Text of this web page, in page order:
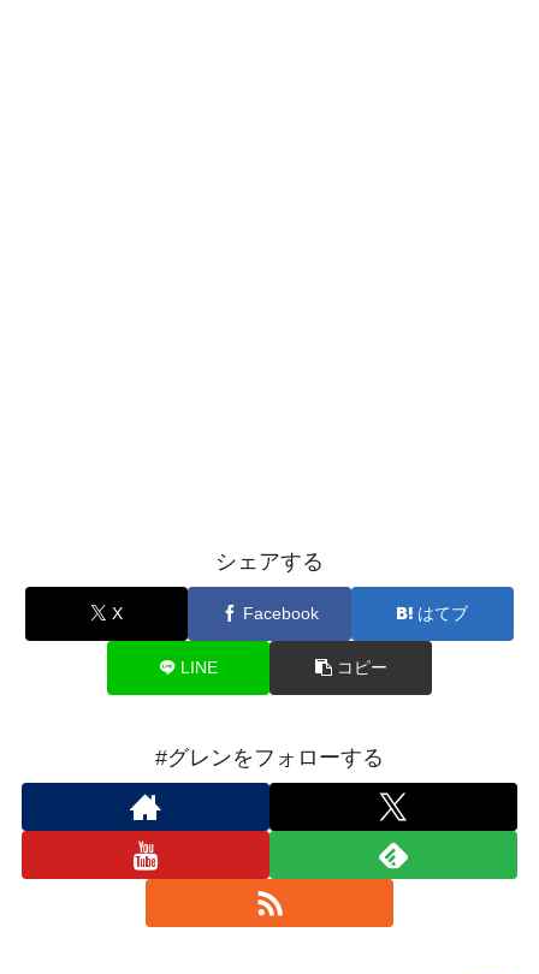
シェアする
X Facebook はてブ
LINE コピー
#グレンをフォローする